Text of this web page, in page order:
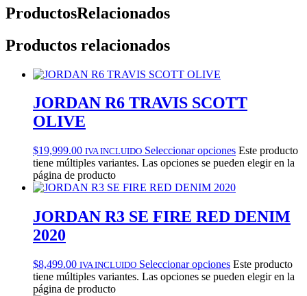
ProductosRelacionados
Productos relacionados
JORDAN R6 TRAVIS SCOTT
OLIVE
$19,999.00 IVA INCLUIDO Seleccionar opciones Este producto
tiene múltiples variantes. Las opciones se pueden elegir en la
página de producto
JORDAN R3 SE FIRE RED DENIM
2020
$8,499.00 IVA INCLUIDO Seleccionar opciones Este producto
tiene múltiples variantes. Las opciones se pueden elegir en la
página de producto